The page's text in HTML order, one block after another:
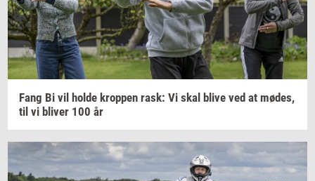
Fang Bi vil holde krop­pen rask: Vi skal blive ved at mødes,
til vi bli­ver 100 år